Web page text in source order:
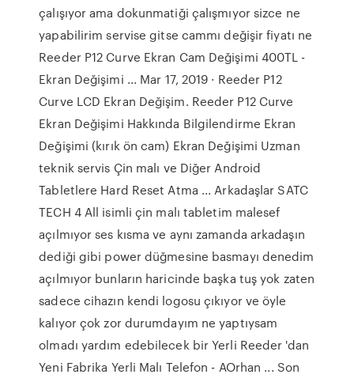
çalışıyor ama dokunmatiği çalışmıyor sizce ne
yapabilirim servise gitse cammı değişir fiyatı ne
Reeder P12 Curve Ekran Cam Değişimi 400TL -
Ekran Değişimi ... Mar 17, 2019 · Reeder P12
Curve LCD Ekran Değişim. Reeder P12 Curve
Ekran Değişimi Hakkında Bilgilendirme Ekran
Değişimi (kırık ön cam) Ekran Değişimi Uzman
teknik servis Çin malı ve Diğer Android
Tabletlere Hard Reset Atma ... Arkadaşlar SATC
TECH 4 All isimli çin malı tabletim malesef
açılmıyor ses kısma ve aynı zamanda arkadaşın
dediği gibi power düğmesine basmayı denedim
açılmıyor bunların haricinde başka tuş yok zaten
sadece cihazın kendi logosu çıkıyor ve öyle
kalıyor çok zor durumdayım ne yaptıysam
olmadı yardım edebilecek bir Yerli Reeder 'dan
Yeni Fabrika Yerli Malı Telefon - AOrhan ... Son